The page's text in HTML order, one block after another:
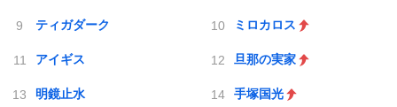
ティガダーク ミロカロス
アイギス 旦那の実家
明鏡止水 手塚国光